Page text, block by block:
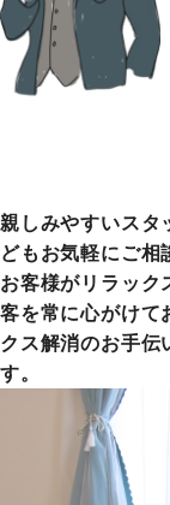
親しみやすいスタ
どもお気軽にご相
お客様がリラック
客を常に心がけて
クス解消のお手伝
す。